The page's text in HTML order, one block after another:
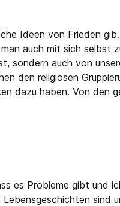
Ideen von Frieden
auch mit sich selbst
sondern auch von
den religiösen
dazu haben. Von den
es Probleme gibt und
sind